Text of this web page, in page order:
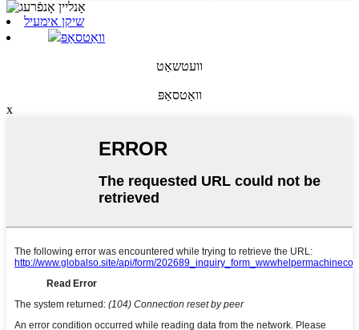
שיקן אימעיל
וואַטסאַפּ
וועטשאַט
וואַטסאַפּ
x